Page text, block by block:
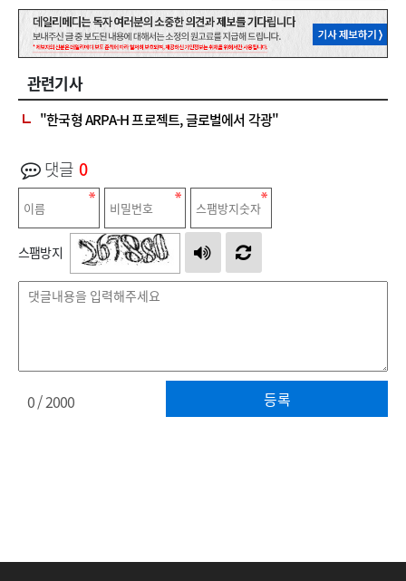
관련기사
"한국형 ARPA-H 프로젝트, 글로벌에서 각광"
댓글 0
스팸방지
등록
0/ 2000